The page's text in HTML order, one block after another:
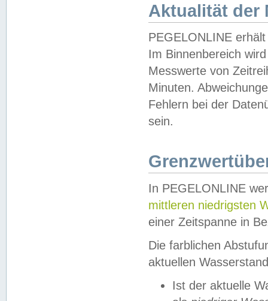
Aktualität der
PEGELONLINE
Im Binnenbereich
Messwerte von
Minuten.
Fehlern bei der
sein.
In PEGELONLINE
mittleren niedrigsten
einer Zeitspanne in
Die farblichen
aktuellen
Ist der aktuelle